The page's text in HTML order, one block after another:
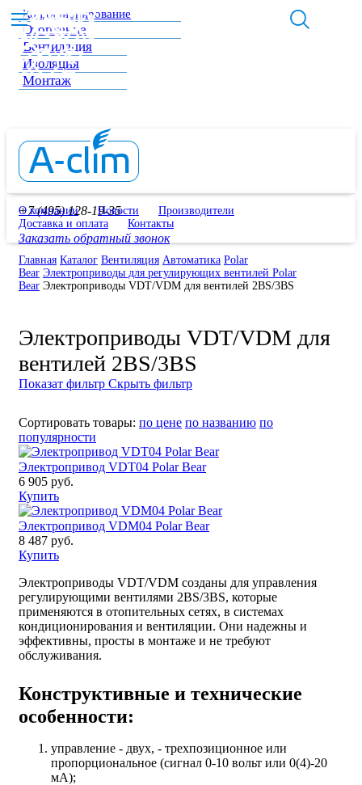
Кондиционирование
Отопление
Вентиляция
Изоляция
Монтаж
+7 (495) 128-19-35
Заказать обратный звонок
О компании Новости
Производители
Доставка и оплата
Контакты
Главная Каталог Вентиляция Автоматика Polar
Bear Электроприводы для регулирующих вентилей Polar
Bear Электроприводы VDT/VDM для вентилей 2BS/3BS
Электроприводы VDT/VDM для
вентилей 2BS/3BS
Показат фильтр Скрыть фильтр
Сортировать товары: по цене по названию по
популярности
Электропривод VDT04 Polar Bear
6 905 руб.
Купить
Электропривод VDM04 Polar Bear
8 487 руб.
Купить
Электроприводы VDT/VDM созданы для управления
регулирующими вентилями 2BS/3BS, которые
применяются в отопительных сетях, в системах
кондиционирования и вентиляции. Они надежны и
эффективны, просты в монтаже и не требуют
обслуживания.
Конструктивные и технические
особенности:
управление - двух, - трехпозиционное или
пропорциональное (сигнал 0-10 вольт или 0(4)-20
мА);